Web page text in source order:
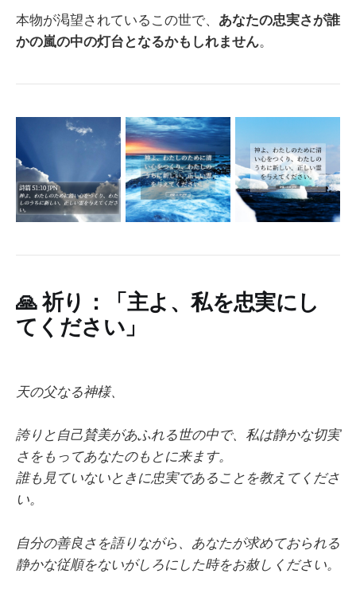
本物が渇望されているこの世で、 あなたの忠実さが誰
かの嵐の中の灯台となるかもしれません。
🙏祈り：「主よ、私を忠実にし
てください」
天の父なる神様、
誇りと自己賛美があふれる世の中で、私は静かな切実
さをもってあなたのもとに来ます。
誰も見ていないときに忠実であることを教えてくださ
い。
自分の善良さを語りながら、あなたが求めておられる
静かな従順をないがしろにした時をお赦しください。